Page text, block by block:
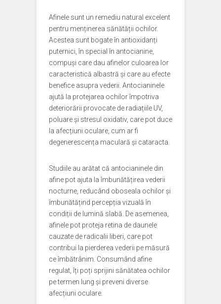
Afinele sunt un remediu natural excelent
pentru menținerea sănătății ochilor.
Acestea sunt bogate în antioxidanți
puternici, în special în antocianine,
compuși care dau afinelor culoarea lor
caracteristică albastră și care au efecte
benefice asupra vederii. Antocianinele
ajută la protejarea ochilor împotriva
deteriorării provocate de radiațiile UV,
poluare și stresul oxidativ, care pot duce
la afecțiuni oculare, cum ar fi
degenerescența maculară și cataracta.
Studiile au arătat că antocianinele din
afine pot ajuta la îmbunătățirea vederii
nocturne, reducând oboseala ochilor și
îmbunătățind percepția vizuală în
condiții de lumină slabă. De asemenea,
afinele pot proteja retina de daunele
cauzate de radicalii liberi, care pot
contribui la pierderea vederii pe măsură
ce îmbătrânim. Consumând afine
regulat, îți poți sprijini sănătatea ochilor
pe termen lung și preveni diverse
afecțiuni oculare.